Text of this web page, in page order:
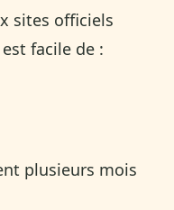
sites officiels
facile de :
plusieurs mois